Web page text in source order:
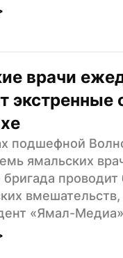
врачи
экстренные
подшефной
ямальских
проводит
«Ямал-